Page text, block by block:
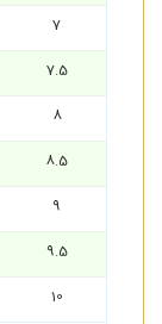
7
7.5
8
8.5
9
9.5
10